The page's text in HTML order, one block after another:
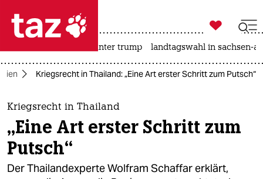
 taz zahl ich
taz zahl ich
themen
politik
öko

taz zahl ich
usa unter trump landtagswahl in sachsen-
Kriegsrecht in Thailand: „Eine Art erster Schritt zum Putsch“
Kriegsrecht in Thailand
„Eine Art erster Schritt zum
Putsch“
Der Thailandexperte Wolfram Schaffar erklärt,